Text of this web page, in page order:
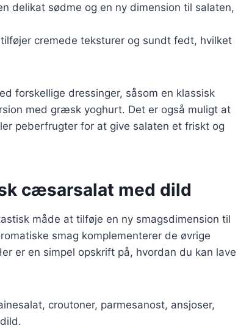
delikat sødme og en ny dimension til salaten,
cremede teksturer og sundt fedt, hvilket
forskellige dressinger, såsom en klassisk
med græsk yoghurt. Det er også muligt at
peberfrugter for at give salaten et friskt og
cæsarsalat med dild
måde at tilføje en ny smagsdimension til
smag komplementerer de øvrige
er en simpel opskrift på, hvordan du kan lave
croutoner, parmesanost, ansjoser,